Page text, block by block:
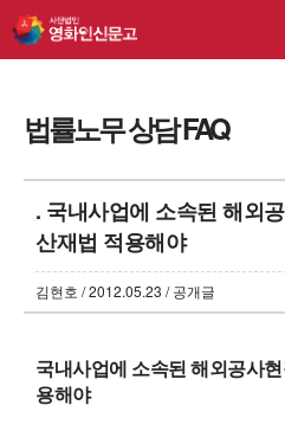
법률노무 상담 FAQ
. 국내사업에 소속된 해외
산재법 적용해야
김현호 / 2012.05.23 / 공개글
국내사업에 소속된 해외공사
용해야